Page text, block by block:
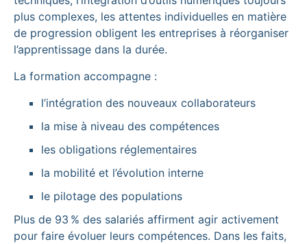
plus complexes, les attentes individuelles en matière
de progression obligent les entreprises à réorganiser
l’apprentissage dans la durée.
La formation accompagne :
l’intégration des nouveaux collaborateurs
la mise à niveau des compétences
les obligations réglementaires
la mobilité et l’évolution interne
le pilotage des populations
Plus de 93 % des salariés affirment agir activement
pour faire évoluer leurs compétences. Dans les faits,